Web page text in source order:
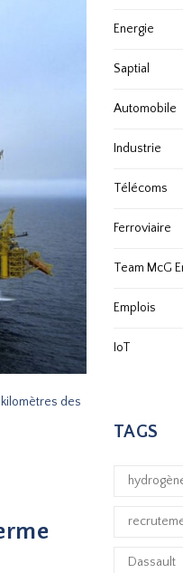
des
Energie
Saptial
Automobile
Industrie
Télécoms
Ferroviaire
Team McG
Emplois
IoT
TAGS
Dassault